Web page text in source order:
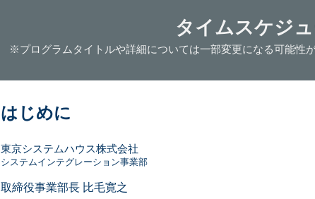
タイムスケジ
※プログラム タイトルや詳細については一部変更になる可能性
はじめに
東京システムハウス株式会社
システムインテグレーション事業部
取締役事業部長 比毛寛之